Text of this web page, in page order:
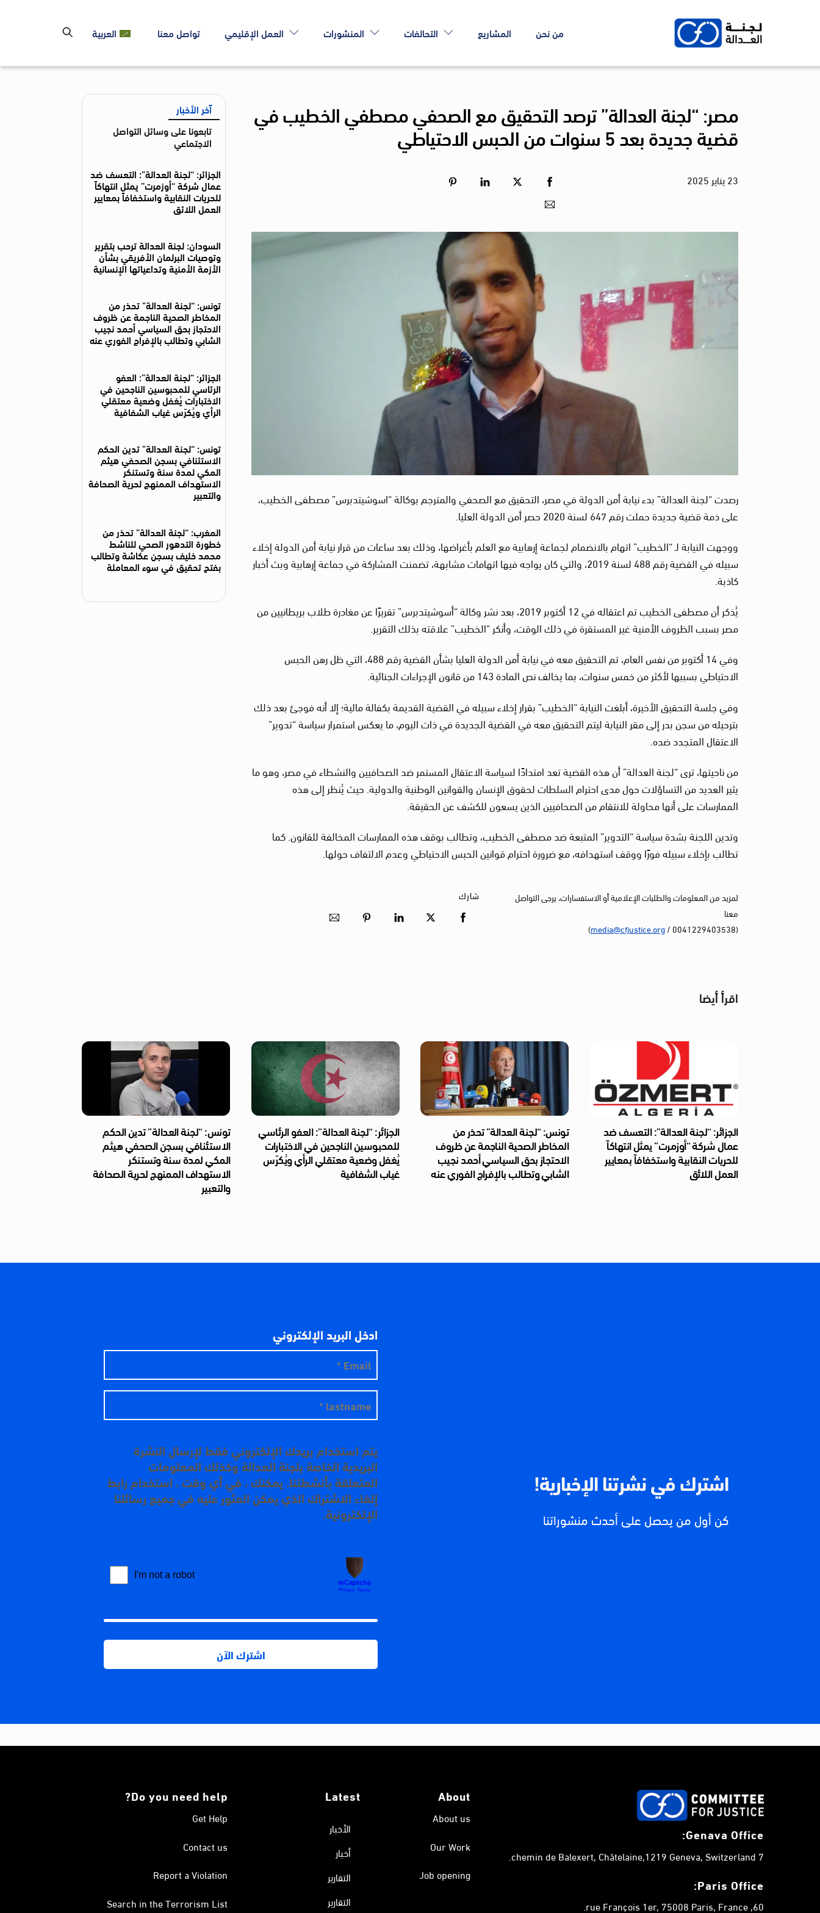
من نحن المشاريع التحالفات المنشورات العمل الإقليمي تواصل معنا العربية
مصر: “لجنة العدالة” ترصد التحقيق مع الصحفي مصطفي الخطيب في
قضية جديدة بعد 5 سنوات من الحبس الاحتياطي
23يناير 2025
رصدت “لجنة العدالة” بدء نيابة أمن الدولة في مصر، التحقيق مع الصحفي والمترجم بوكالة “اسوشيتدبرس” مصطفى الخطيب،
على ذمة قضية جديدة حملت رقم 647 لسنة 2020 حصر أمن الدولة العليا.
ووجهت النيابة لـ “الخطيب” اتهام بالانضمام لجماعة إرهابية مع العلم بأغراضها، وذلك بعد ساعات من قرار نيابة أمن الدولة إخلاء
سبيله في القضية رقم 488 لسنة 2019، والتي كان يواجه فيها اتهامات مشابهة، تضمنت المشاركة في جماعة إرهابية وبث أخبار
كاذبة.
يُذكر أن مصطفى الخطيب تم اعتقاله في 12 أكتوبر 2019، بعد نشر وكالة “أسوشيتدبرس” تقريرًا عن مغادرة طلاب بريطانيين من
مصر بسبب الظروف الأمنية غير المستقرة في ذلك الوقت، وأنكر “الخطيب” علاقته بذلك التقرير.
وفي 14 أكتوبر من نفس العام، تم التحقيق معه في نيابة أمن الدولة العليا بشأن القضية رقم 488، التي ظل رهن الحبس
الاحتياطي بسببها لأكثر من خمس سنوات، بما يخالف نص المادة 143 من قانون الإجراءات الجنائية.
وفي جلسة التحقيق الأخيرة، أبلغت النيابة “الخطيب” بقرار إخلاء سبيله في القضية القديمة بكفالة مالية؛ إلا أنه فوجئ بعد ذلك
بترحيله من سجن بدر إلى مقر النيابة ليتم التحقيق معه في القضية الجديدة في ذات اليوم، ما يعكس استمرار سياسة “تدوير”
الاعتقال المتجدد ضده.
من ناحيتها، ترى “لجنة العدالة” أن هذه القضية تعد امتدادًا لسياسة الاعتقال المستمر ضد الصحافيين والنشطاء في مصر، وهو ما
يثير العديد من التساؤلات حول مدى احترام السلطات لحقوق الإنسان والقوانين الوطنية والدولية. حيث يُنظر إلى هذه
الممارسات على أنها محاولة للانتقام من الصحافيين الذين يسعون للكشف عن الحقيقة.
وتدين اللجنة بشدة سياسة “التدوير” المتبعة ضد مصطفى الخطيب، وتطالب بوقف هذه الممارسات المخالفة للقانون. كما
تطالب بإخلاء سبيله فورًا ووقف استهدافه، مع ضرورة احترام قوانين الحبس الاحتياطي وعدم الالتفاف حولها.
لمزيد من المعلومات والطلبات الإعلامية أو الاستفسارات، يرجى التواصل
معنا
(0041229403538 /
media@cfjustice.org
)
شارك
آخر الأخبار
تابعونا على وسائل التواصل
الاجتماعي
الجزائر: “لجنة العدالة”: التعسف ضد
عمال شركة “أوزمرت” يمثل انتهاكاً
للحريات النقابية واستخفافاً بمعايير
العمل اللائق
السودان: لجنة العدالة ترحب بتقرير
وتوصيات البرلمان الأفريقي بشأن
الأزمة الأمنية وتداعياتها الإنسانية
تونس: “لجنة العدالة” تحذر من
المخاطر الصحية الناجمة عن ظروف
الاحتجاز بحق السياسي أحمد نجيب
الشابي وتطالب بالإفراج الفوري عنه
الجزائر: “لجنة العدالة”: العفو
الرئاسي للمحبوسين الناجحين في
الاختبارات يُغفل وضعية معتقلي
الرأي ويُكرّس غياب الشفافية
تونس: “لجنة العدالة” تدين الحكم
الاستئنافي بسجن الصحفي هيثم
المكي لمدة سنة وتستنكر
الاستهداف الممنهج لحرية الصحافة
والتعبير
المغرب: “لجنة العدالة” تحذر من
خطورة التدهور الصحي للناشط
محمد خليف بسجن عكاشة وتطالب
بفتح تحقيق في سوء المعاملة
اقرأ أيضا
الجزائر: “لجنة العدالة”: التعسف ضد
عمال شركة “أوزمرت” يمثل انتهاكاً
للحريات النقابية واستخفافاً بمعايير
العمل اللائق
تونس: “لجنة العدالة” تحذر من
المخاطر الصحية الناجمة عن ظروف
الاحتجاز بحق السياسي أحمد نجيب
الشابي وتطالب بالإفراج الفوري عنه
الجزائر: “لجنة العدالة”: العفو الرئاسي
للمحبوسين الناجحين في الاختبارات
يُغفل وضعية معتقلي الرأي ويُكرّس
غياب الشفافية
تونس: “لجنة العدالة” تدين الحكم
الاستئنافي بسجن الصحفي هيثم
المكي لمدة سنة وتستنكر
الاستهداف الممنهج لحرية الصحافة
والتعبير
اشترك في نشرتنا الإخبارية!
كن أول من يحصل على أحدث منشوراتنا
ادخل البريد الإلكتروني
يتم استخدام بريدك الإلكتروني فقط لإرسال النشرة
البريدية الخاصة بلجنة العدالة وكذلك المعلومات
المتعلقة بأنشطتنا. يمكنك ، في أي وقت ، استخدام رابط
إلغاء الاشتراك الذي يمكن العثور عليه في جميع رسائلنا
الإلكترونية.
Genava Office:
7 chemin de Balexert, Châtelaine,1219 Geneva, Switzerland.
Paris Office:
60, rue François 1er, 75008 Paris, France.
About
About us
Our Work
Job opening
Latest
الأخبار
أخبار
التقارير
التقارير
Do you need help?
Get Help
Contact us
Report a Violation
Search in the Terrorism List